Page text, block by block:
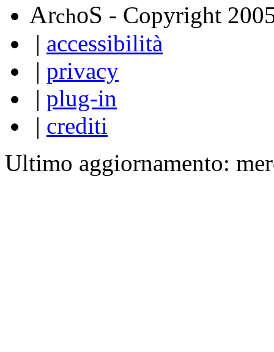
ArchoS - Copyright
| accessibilità
| privacy
| plug-in
| crediti
Ultimo aggiornamento: